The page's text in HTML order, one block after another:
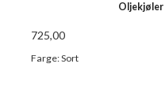
Oljekjøler
725,00
Farge: Sort